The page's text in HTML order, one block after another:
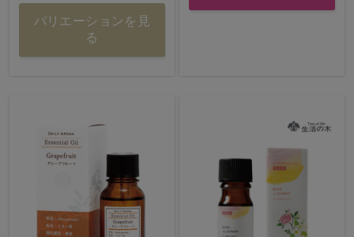
バリエーションを見
る